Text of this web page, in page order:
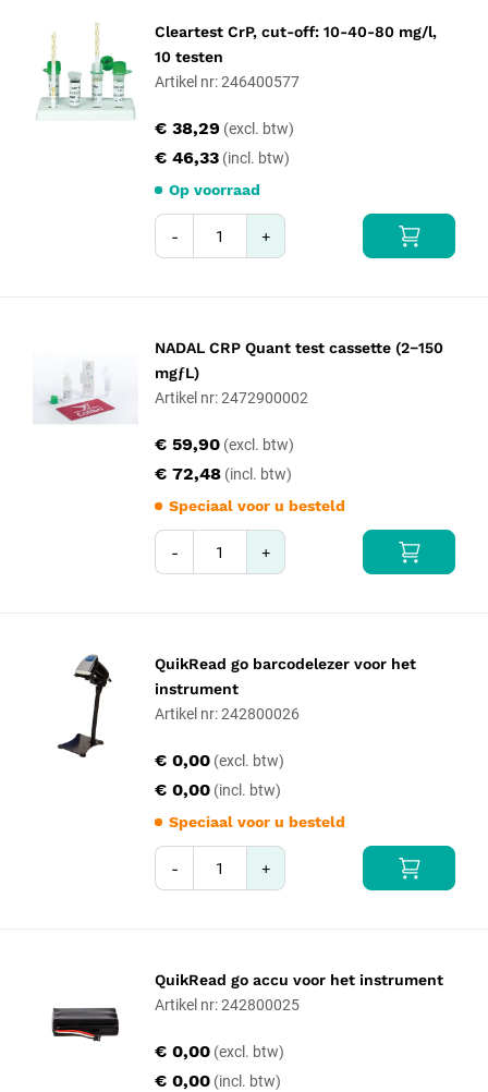
Cleartest CrP, cut-off: 10-40-80 mg/l,
10 testen
Artikel nr: 246400577
€ 46,33
€ 38,29
Op voorraad
- +
NADAL CRP Quant test cassette (2−150
mgƒL)
Artikel nr: 2472900002
€ 72,48
€ 59,90
Speciaal voor u besteld
- +
QuikRead go barcodelezer voor het
instrument
Artikel nr: 242800026
€ 0,00
€ 0,00
Speciaal voor u besteld
- +
QuikRead go accu voor het instrument
Artikel nr: 242800025
€ 0,00
€ 0,00